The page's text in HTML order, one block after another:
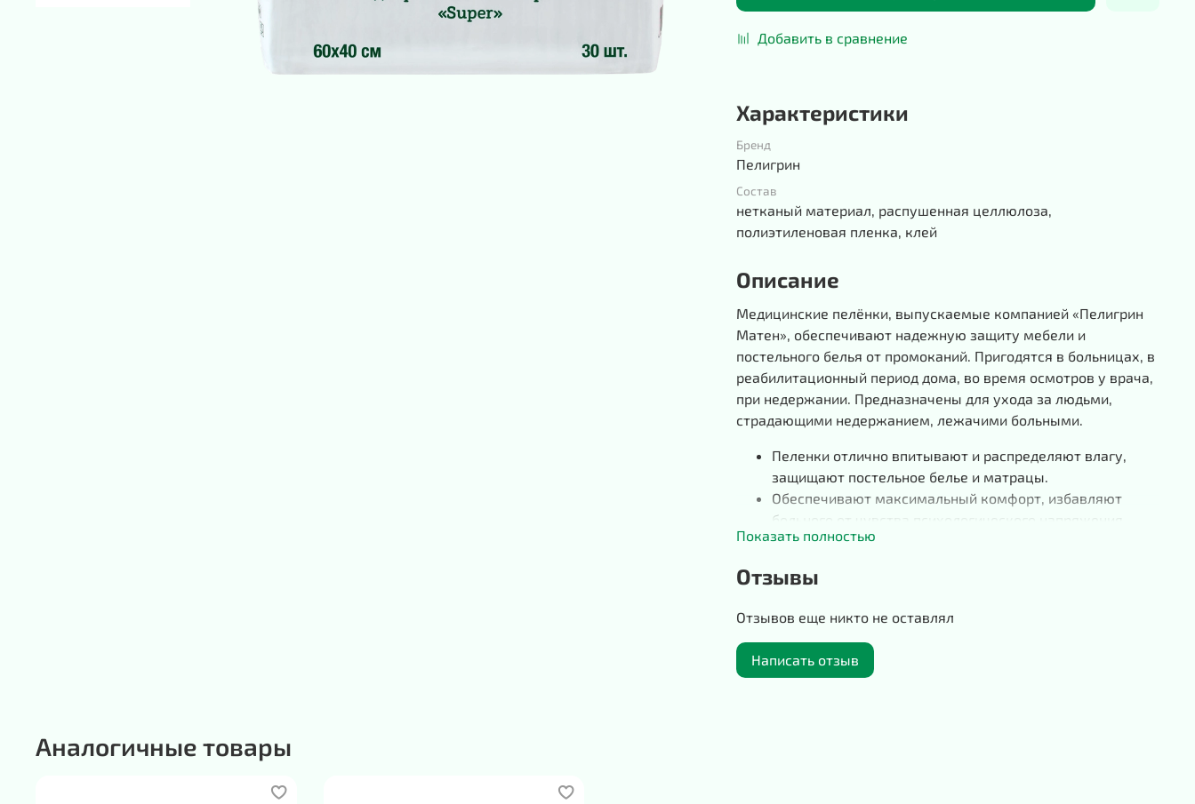
Добавить в сравнение
Характеристики
Бренд
Пелигрин
Состав
нетканый материал, распушенная целлюлоза,
полиэтиленовая пленка, клей
Описание
Медицинские пелёнки, выпускаемые компанией «Пелигрин
Матен», обеспечивают надежную защиту мебели и
постельного белья от промоканий. Пригодятся в больницах, в
реабилитационный период дома, во время осмотров у врача,
при недержании. Предназначены для ухода за людьми,
страдающими недержанием, лежачими больными.
Пеленки отлично впитывают и распределяют влагу,
защищают постельное белье и матрацы.
Обеспечивают максимальный комфорт, избавляют
больного от чувства психологического напряжения.
Поверхность из высококачественного нетканого
Для впитывающего слоя используется только
использования хлора.
Полиэтиленовое основание предотвращает протекание
жидкости и помогает надежно удержать влагу внутри.
Показать полностью
Отзывы
Отзывов еще никто не оставлял
Написать отзыв
Аналогичные товары